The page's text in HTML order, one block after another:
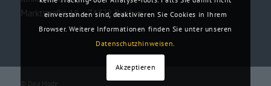
Marktstraße 18・74722 Buchen
© Daja Mode
einverstanden sind, deaktivieren Sie Cookies in Ihrem
Browser. Weitere Informationen finden Sie unter unseren
Datenschutzhinweisen.
Akzeptieren